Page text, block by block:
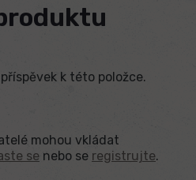
k této položce.
mohou vkládat
se nebo se registrujte.